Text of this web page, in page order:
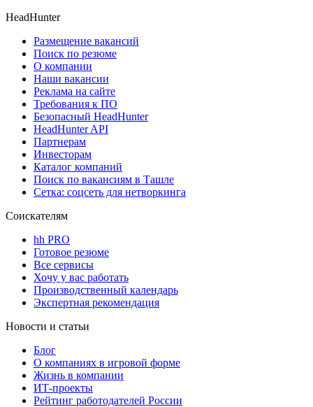
HeadHunter
Размещение вакансий
Поиск по резюме
О компании
Наши вакансии
Реклама на сайте
Требования к ПО
Безопасный HeadHunter
HeadHunter API
Партнерам
Инвесторам
Каталог компаний
Поиск по вакансиям в Ташле
Сетка: соцсеть для нетворкинга
Соискателям
hh PRO
Готовое резюме
Все сервисы
Хочу у вас работать
Производственный календарь
Экспертная рекомендация
Новости и статьи
Блог
О компаниях в игровой форме
Жизнь в компании
ИТ-проекты
Рейтинг работодателей России